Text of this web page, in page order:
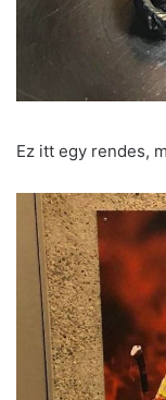
Ez itt egy rendes,